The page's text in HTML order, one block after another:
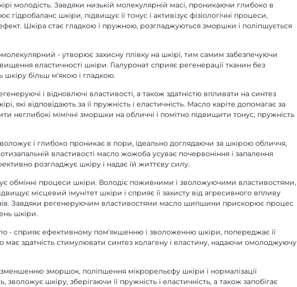
молодість. Завдяки низькій молекулярній масі, проникаючи глибоко в
гідробаланс шкіри, підвищує її тонус і активізує фізіологічні процеси,
Шкіра стає гладкою і пружною, розгладжуються зморшки і поліпшується
- утворює захисну плівку на шкірі, тим самим забезпечуючи
еластичності шкіри. Гіалуронат сприяє регенерації тканин без
шкіру більш м'якою і гладкою.
і відновлючі властивості, а також здатністю впливати на синтез
які відповідають за її пружність і еластичність. Масло каріте допомагає за
неглибокі мімічні зморшки на обличчі і помітно підвищити тонус, пружність
і глибоко проникає в пори, ідеально доглядаючи за шкірою обличчя,
властивості масло жожоба усуває почервоніння і запалення
розгладжує шкіру і надає їй життєву силу.
обмінні процеси шкіри. Володіє поживними і зволожуючими властивостями,
місцевий імунітет шкіри і сприяє її захисту від агресивного впливу
Завдяки регенеруючим властивостями масло шипшини прискорює процес
шкіри.
- сприяє ефективному пом'якшенню і зволоженню шкіри, попереджає її
має здатність стимулювати синтез колагену і еластину, надаючи омолоджуючу
зморшок, поліпшення мікрорельєфу шкіри і нормалізації
зволожує шкіру, зберігаючи її пружність і еластичність, а також запобігає